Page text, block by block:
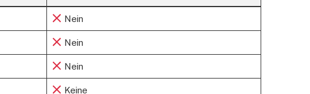
Nein
Nein
Nein
Keine